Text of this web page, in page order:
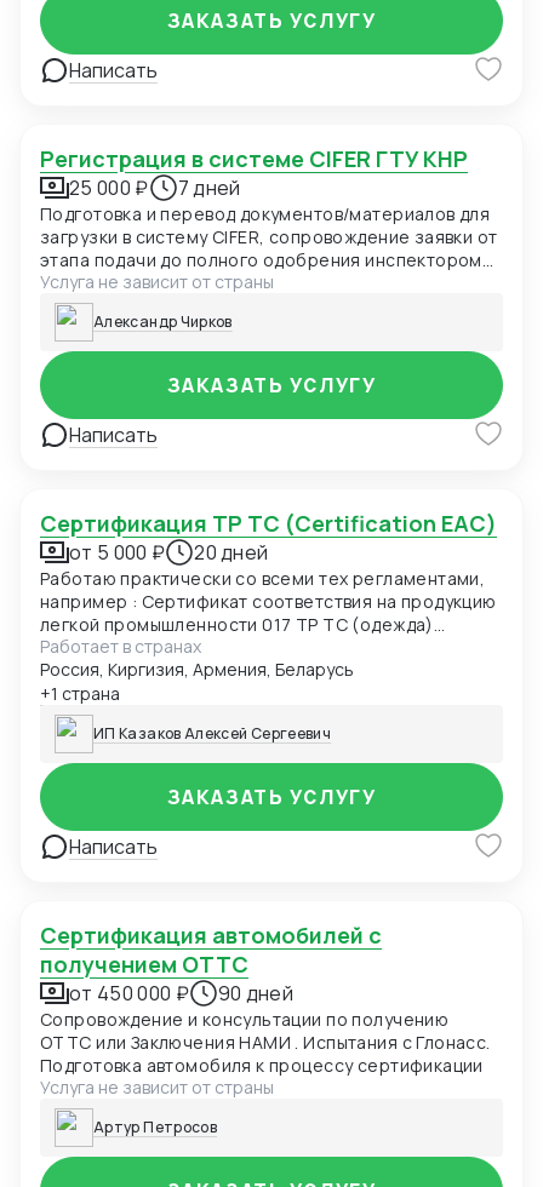
Написать
ЗАКАЗАТЬ УСЛУГУ
Регистрация в системе CIFER ГТУ КНР
25 000 ₽ 7 дней
Подготовка и перевод документов/материалов для
загрузки в систему CIFER, сопровождение заявки от
этапа подачи до полного одобрения инспектором
ГТУ КНР.
Услуга не зависит от страны
Александр Чирков
Написать
ЗАКАЗАТЬ УСЛУГУ
Сертификация ТР ТС (Certification EAC)
от 5 000 ₽ 20 дней
Работаю практически со всеми тех регламентами,
например : Сертификат соответствия на продукцию
легкой промышленности 017 ТР ТС (одежда)
Сертификат соответствия О безопасности
продукции, предназначенной для детей и
подростков 007 ТР ТС (детская одежда)
Сертификат соответствия О безопасности
низковольтного оборудования 004 ТР ТС
Сертификат соответствия Электромагнитная
совместимость технических средств 020 ТР ТС
Сертификат соответствия О БЕЗОПАСНОСТИ
КОЛЕСНЫХ ТРАНСПОРТНЫХ СРЕДСТВ 018 ТР ТС
Декларация соответствия ГОСТ, ЕАС Отказные
Работает в странах
Россия, Киргизия, Армения, Беларусь
+1 страна
ИП Казаков Алексей Сергеевич
Написать
ЗАКАЗАТЬ УСЛУГУ
Сертификация автомобилей с
получением ОТТС
от 450 000 ₽ 90 дней
Сопровождение и консультации по получению
ОТТС или Заключения НАМИ . Испытания с Глонасс.
Подготовка автомобиля к процессу сертификации
Услуга не зависит от страны
Артур Петросов